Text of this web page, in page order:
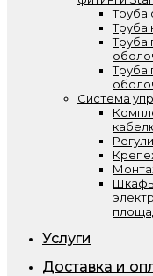
Труба
Труба
Труба
Труба
Система
Услуги
Доставка и